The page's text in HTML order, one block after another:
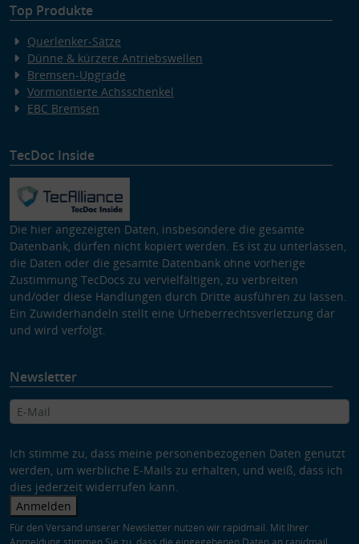
Top Produkte
Querlenker-Sätze
Dünne & kürzere Antriebswellen
Bremsen-Upgrade
Vormontierte Achsschenkel
EBC Bremsen
TecDoc Inside
Die hier angezeigten Daten, insbesondere die gesamte
Datenbank, dürfen nicht kopiert werden. Es ist zu unterlassen,
die Daten oder die gesamte Datenbank ohne vorherige
Zustimmung TecDocs zu vervielfältigen, zu verbreiten
und/oder diese Handlungen durch Dritte ausführen zu lassen.
Ein Zuwiderhandeln stellt eine Urheberrechtsverletzung dar
und wird verfolgt.
Newsletter
Ich stimme zu, dass meine personenbezogenen Daten genutzt
werden, um werbliche E-Mails zu erhalten, und weiß, dass ich
dies jederzeit widerrufen kann.
Anmelden
Für den Versand unserer Newsletter nutzen wir rapidmail. Mit Ihrer